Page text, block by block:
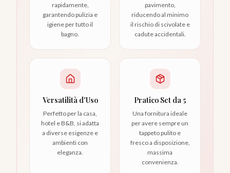
rapidamente,
garantendo pulizia e
igiene per tutto il
bagno.
pavimento,
riducendo al minimo
il rischio di scivolate e
cadute accidentali.
Versatilità d'Uso
Perfetto per la casa,
hotel e B&B, si adatta
a diverse esigenze e
ambienti con
eleganza.
Pratico Set da 5
Una fornitura ideale
per avere sempre un
tappeto pulito e
fresco a disposizione,
massima
convenienza.